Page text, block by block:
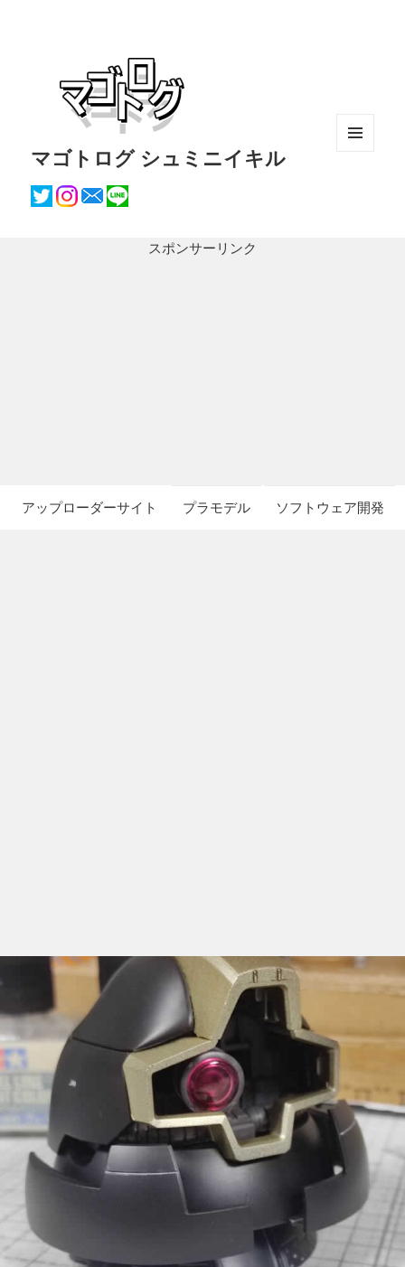
マゴトログ シュミニイキル
スポンサーリンク
アップローダーサイト プラモデル ソフトウェア開発